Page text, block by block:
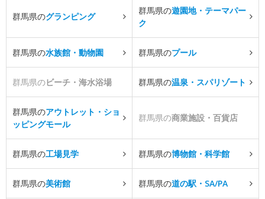
群馬県のグランピング
群馬県の遊園地・テーマパー
ク
群馬県の水族館・動物園 群馬県のプール
群馬県のビーチ・海水浴場 群馬県の温泉・スパリゾート
群馬県のアウトレット・ショ
ッピングモール
群馬県の商業施設・百貨店
群馬県の工場見学 群馬県の博物館・科学館
群馬県の美術館 群馬県の道の駅・SA/PA